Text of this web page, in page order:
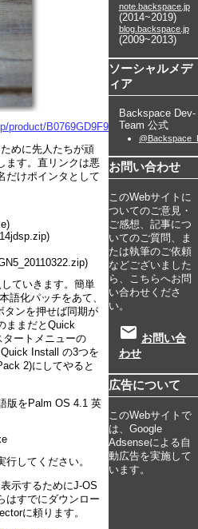
product/B0769GD9F9/
めに先人たちが頑
ます。直リンクは悪
だけポインタとして
ていきます。簡単
語化パッチをあて、
タンを押せば同期が
ままだとQuick
タートメニューの
Install の3つを
2)にしてやると
版をPalm OS 4.1 英
してください。
示するためにJ-OS
はすでにダウンロー
に頼ります。
note.backspace.jp
(2014~2019)
blog.backspace.jp
(2009~2013)
ソーシャルメデ
ィア
Backspace Dev-
Team 公式
お問い合わせ
このWebサイトに
ついてのご意見・
ご感想、記事につ
いてのご質問、ま
たは執筆のご依頼
などございました
ら、こちらへお問
い合わせくださ
い。
email お問い合
わせ
広告について
このWebサイトで
は、Google
Adsenseによる自
動広告を実施して
います。